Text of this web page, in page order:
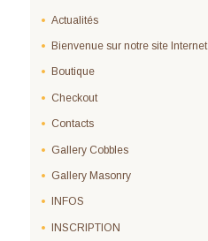
Actualités
Bienvenue sur notre site Internet
Boutique
Checkout
Contacts
Gallery Cobbles
Gallery Masonry
INFOS
INSCRIPTION